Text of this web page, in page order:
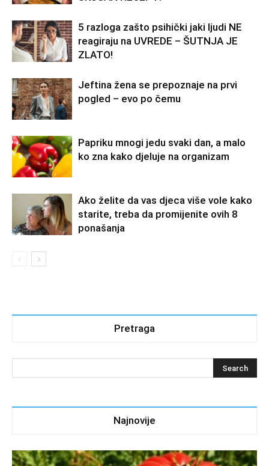
5 razloga zašto psihički jaki ljudi NE
reagiraju na UVREDE – ŠUTNJA JE
ZLATO!
Jeftina žena se prepoznaje na prvi
pogled – evo po čemu
Papriku mnogi jedu svaki dan, a malo
ko zna kako djeluje na organizam
Ako želite da vas djeca više vole kako
starite, treba da promijenite ovih 8
ponašanja
Pretraga
Najnovije